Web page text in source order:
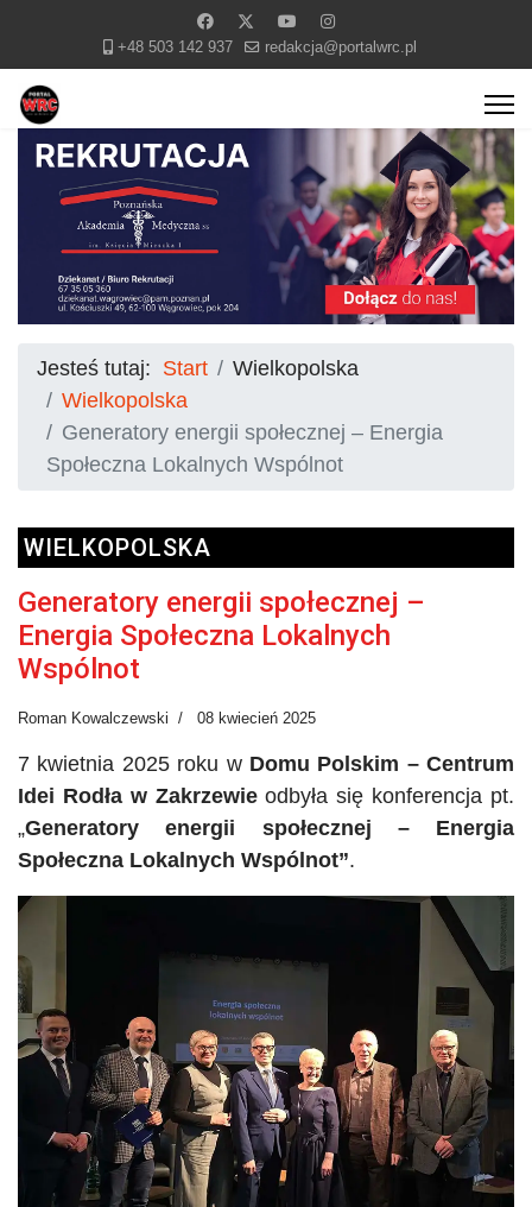
+48 503 142 937 redakcja@portalwrc.pl
Jesteś tutaj: Start
Wielkopolska
Wielkopolska
Generatory energii społecznej – Energia
Społeczna Lokalnych Wspólnot
WIELKOPOLSKA
Generatory energii społecznej –
Energia Społeczna Lokalnych
Wspólnot
Roman Kowalczewski 08 kwiecień 2025
7 kwietnia 2025 roku w Domu Polskim – Centrum
Idei Rodła w Zakrzewieodbyła się konferencja pt.
„Generatory energii społecznej – Energia
Społeczna Lokalnych Wspólnot”.